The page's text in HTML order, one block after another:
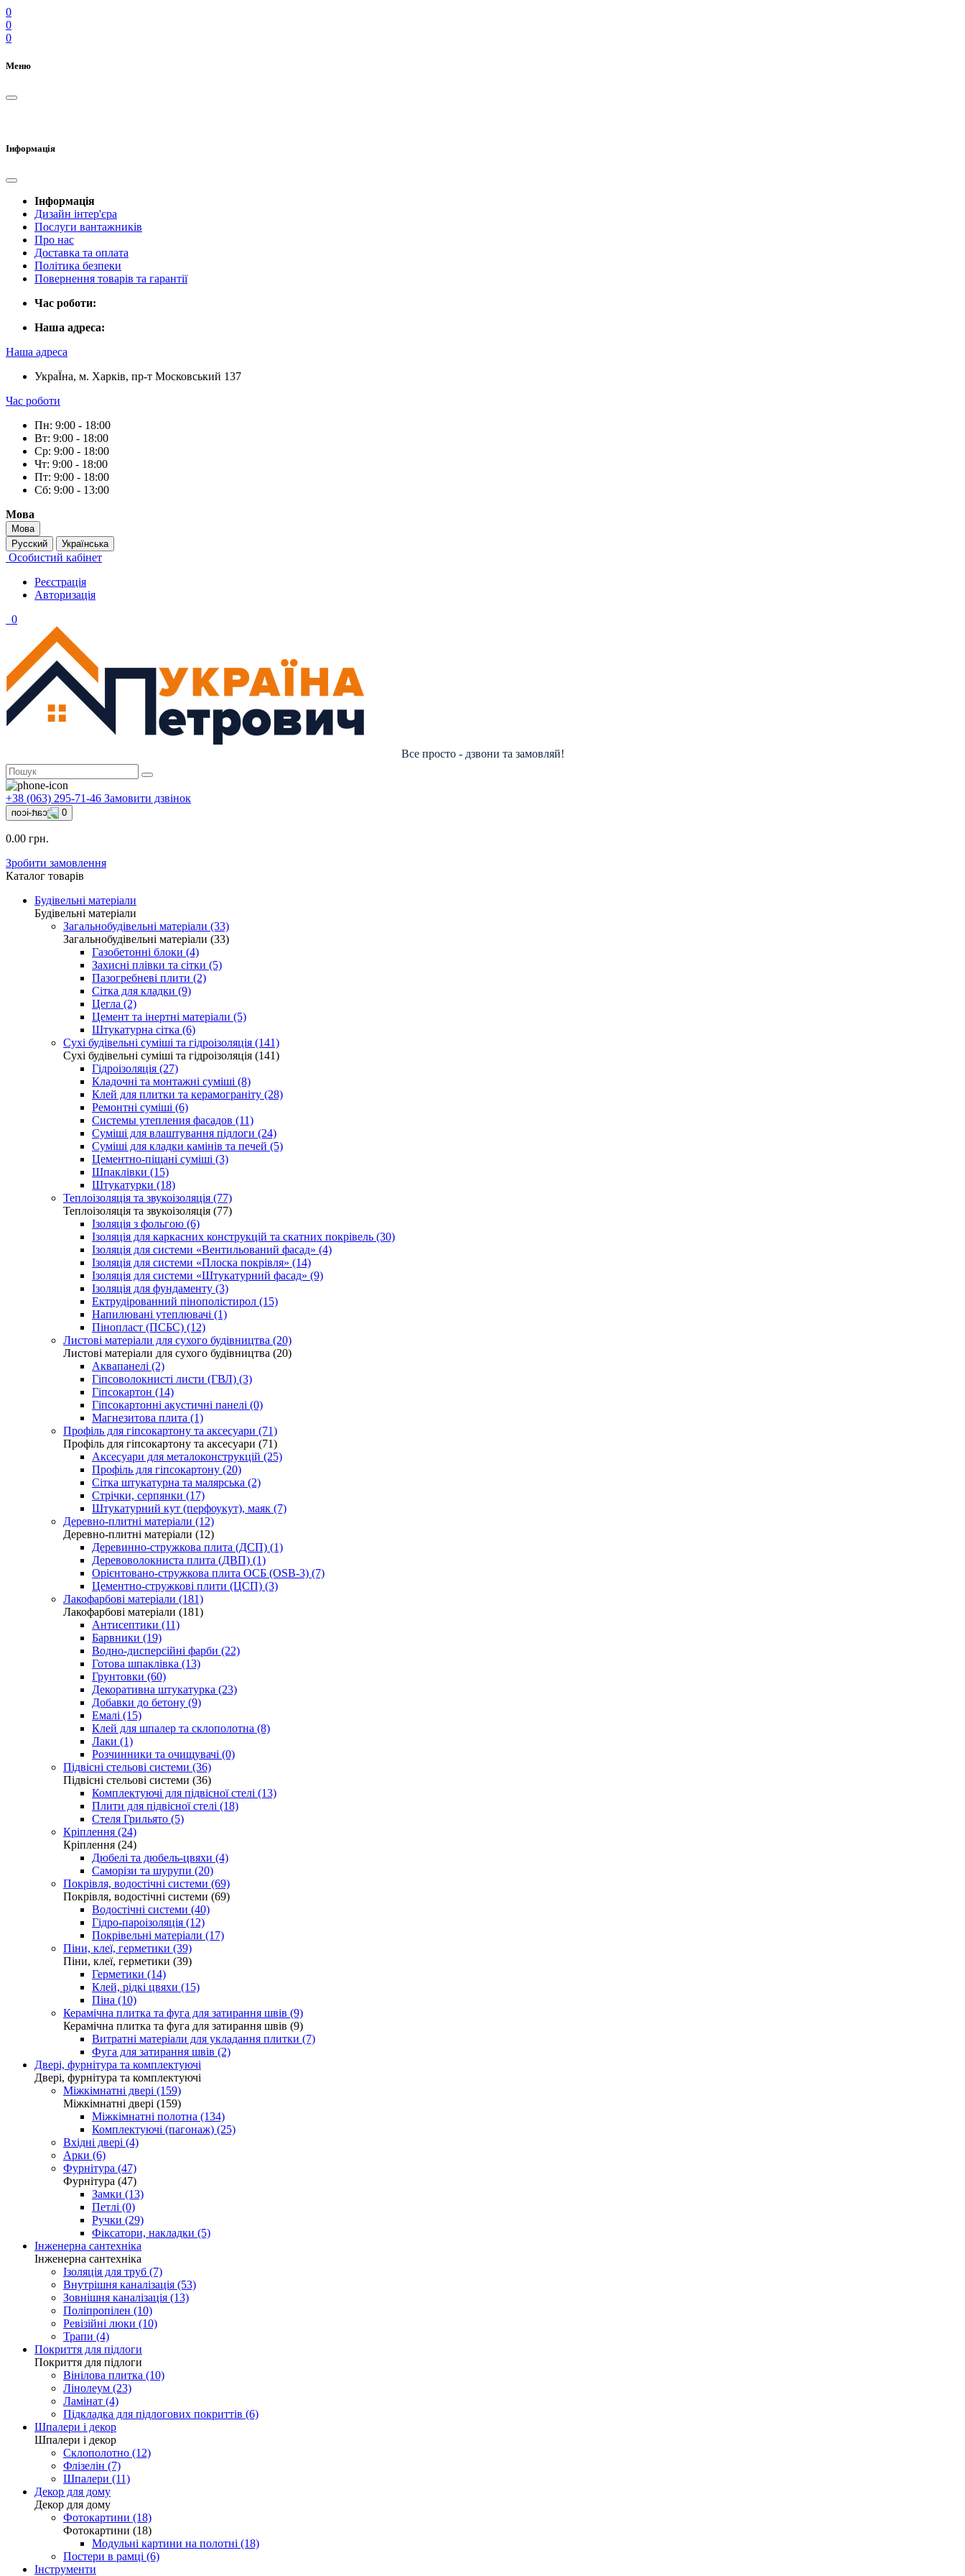
0
0
0
Меню
Інформація
Інформація
Дизайн інтер'єра
Послуги вантажників
Про нас
Доставка та оплата
Політика безпеки
Повернення товарів та гарантії
Час роботи:
Наша адреса:
Наша адреса
УкраЇна, м. Харків, пр-т Московський 137
Час роботи
Пн: 9:00 - 18:00
Вт: 9:00 - 18:00
Ср: 9:00 - 18:00
Чт: 9:00 - 18:00
Пт: 9:00 - 18:00
Сб: 9:00 - 13:00
Мова
Мова
Русский
Українська
Особистий кабінет
Реєстрація
Авторизація
0
Все просто - дзвони та замовляй!
+38 (063) 295-71-46 Замовити дзвінок
0
0.00 грн.
Зробити замовлення
Каталог товарів
Будівельні матеріали
Будівельні матеріали
Загальнобудівельні матеріали (33)
Загальнобудівельні матеріали (33)
Газобетонні блоки (4)
Захисні плівки та сітки (5)
Пазогребневі плити (2)
Сітка для кладки (9)
Цегла (2)
Цемент та інертні матеріали (5)
Штукатурна сітка (6)
Сухі будівельні суміші та гідроізоляція (141)
Сухі будівельні суміші та гідроізоляція (141)
Гідроізоляція (27)
Кладочні та монтажні суміші (8)
Клей для плитки та керамограніту (28)
Ремонтні суміші (6)
Системы утепления фасадов (11)
Суміші для влаштування підлоги (24)
Суміші для кладки камінів та печей (5)
Цементно-піщані суміші (3)
Шпаклівки (15)
Штукатурки (18)
Теплоізоляція та звукоізоляція (77)
Теплоізоляція та звукоізоляція (77)
Ізоляція з фольгою (6)
Ізоляція для каркасних конструкцій та скатних покрівель (30)
Ізоляція для системи «Вентильований фасад» (4)
Ізоляція для системи «Плоска покрівля» (14)
Ізоляція для системи «Штукатурний фасад» (9)
Ізоляція для фундаменту (3)
Ектрудірованний пінополістирол (15)
Напилювані утеплювачі (1)
Пінопласт (ПСБС) (12)
Листові матеріали для сухого будівництва (20)
Листові матеріали для сухого будівництва (20)
Аквапанелі (2)
Гіпсоволокнисті листи (ГВЛ) (3)
Гіпсокартон (14)
Гіпсокартонні акустичні панелі (0)
Магнезитова плита (1)
Профіль для гіпсокартону та аксесуари (71)
Профіль для гіпсокартону та аксесуари (71)
Аксесуари для металоконструкцій (25)
Профіль для гіпсокартону (20)
Сітка штукатурна та малярська (2)
Стрічки, серпянки (17)
Штукатурний кут (перфоукут), маяк (7)
Деревно-плитні матеріали (12)
Деревно-плитні матеріали (12)
Деревинно-стружкова плита (ДСП) (1)
Деревоволокниста плита (ДВП) (1)
Орієнтовано-стружкова плита ОСБ (OSB-3) (7)
Цементно-стружкові плити (ЦСП) (3)
Лакофарбові матеріали (181)
Лакофарбові матеріали (181)
Антисептики (11)
Барвники (19)
Водно-дисперсійні фарби (22)
Готова шпаклівка (13)
Грунтовки (60)
Декоративна штукатурка (23)
Добавки до бетону (9)
Емалі (15)
Клей для шпалер та склополотна (8)
Лаки (1)
Розчинники та очищувачі (0)
Підвісні стельові системи (36)
Підвісні стельові системи (36)
Комплектуючі для підвісної стелі (13)
Плити для підвісної стелі (18)
Стеля Грильято (5)
Кріплення (24)
Кріплення (24)
Дюбелі та дюбель-цвяхи (4)
Саморізи та шурупи (20)
Покрівля, водостічні системи (69)
Покрівля, водостічні системи (69)
Водостічні системи (40)
Гідро-пароізоляція (12)
Покрівельні матеріали (17)
Піни, клеї, герметики (39)
Піни, клеї, герметики (39)
Герметики (14)
Клей, рідкі цвяхи (15)
Піна (10)
Керамічна плитка та фуга для затирання швів (9)
Керамічна плитка та фуга для затирання швів (9)
Витратні матеріали для укладання плитки (7)
Фуга для затирання швів (2)
Двері, фурнітура та комплектуючі
Двері, фурнітура та комплектуючі
Міжкімнатні двері (159)
Міжкімнатні двері (159)
Міжкімнатні полотна (134)
Комплектуючі (пагонаж) (25)
Вхідні двері (4)
Арки (6)
Фурнітура (47)
Фурнітура (47)
Замки (13)
Петлі (0)
Ручки (29)
Фіксатори, накладки (5)
Інженерна сантехніка
Інженерна сантехніка
Ізоляція для труб (7)
Внутрішня каналізація (53)
Зовнішня каналізація (13)
Поліпропілен (10)
Ревізійні люки (10)
Трапи (4)
Покриття для підлоги
Покриття для підлоги
Вінілова плитка (10)
Лінолеум (23)
Ламінат (4)
Підкладка для підлогових покриттів (6)
Шпалери і декор
Шпалери і декор
Склополотно (12)
Флізелін (7)
Шпалери (11)
Декор для дому
Декор для дому
Фотокартини (18)
Фотокартини (18)
Модульні картини на полотні (18)
Постери в рамці (6)
Інструменти